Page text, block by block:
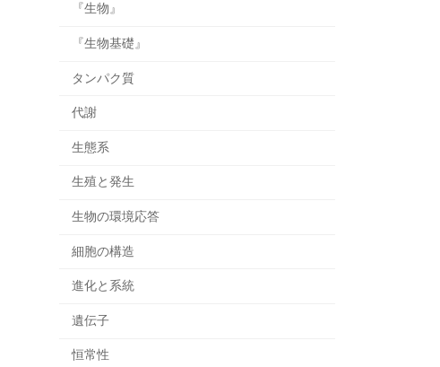
『生物』
『生物基礎』
タンパク質
代謝
生態系
生殖と発生
生物の環境応答
細胞の構造
進化と系統
遺伝子
恒常性